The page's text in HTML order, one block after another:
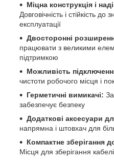
Міцна конструкція і
Довговічність і стійкість
експлуатації
Двосторонні
працювати з великими
підтримкою
Можливість
чистоти робочого місця і
Герметичні вимикачі:
забезпечує безпеку
Додаткові аксесуари
напрямна і штовхач для
Компактне зберігання
Місця для зберігання